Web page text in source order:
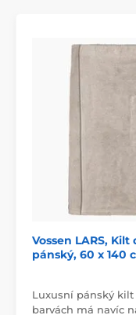
Vossen LARS, Kilt
pánský, 60 x 140
Luxusní pánský kilt
barvách má navíc